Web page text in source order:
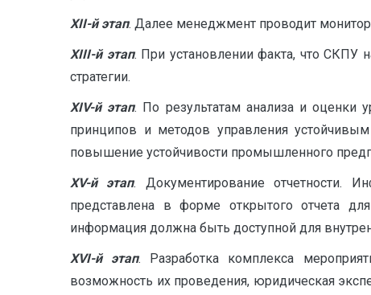
XII-й этап. Далее менеджмент проводит
XIII-й этап. При установлении факта, что СКПУ
стратегии.
XIV-й этап. По результатам анализа и оценки
принципов и методов управления
повышение устойчивости промышленного
XV-й этап. Документирование отчетности.
представлена в форме открытого отчета
информация должна быть доступной для
XVI-й этап. Разработка комплекса
возможность их проведения, юридическая